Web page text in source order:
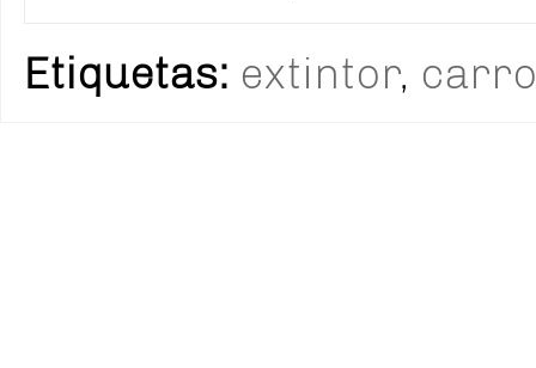
Etiquetas: extintor,